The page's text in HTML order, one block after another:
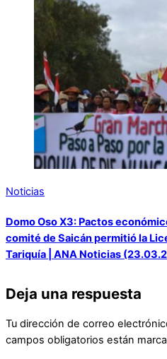
Noticias
Domo Oso X3: Pactos
comité de Saicán permitió la
Tariquía | ANA Noticias
Deja una respuesta
Tu dirección de correo
campos obligatorios están